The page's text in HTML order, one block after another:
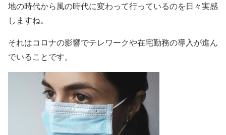
地の時代から風の時代に変わって行っているのを日々実感
しますね。
それはコロナの影響でテレワークや在宅勤務の導入が進ん
でいることです。